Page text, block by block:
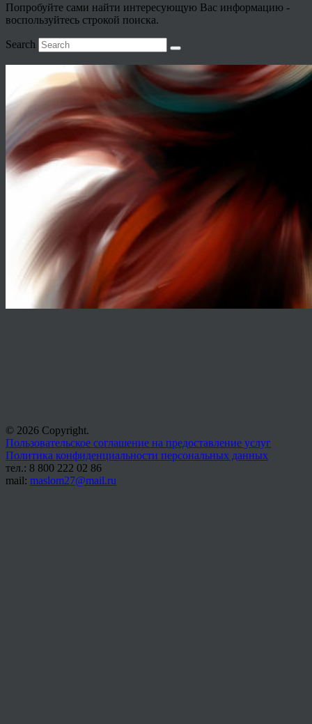
Попробуйте сами найти интересующую Вас информацию -
воспользуйтесь строкой поиска.
Search
© 2026 Copyright.
Пользовательское соглашение на предоставление услуг
Политика конфиденциальности персональных данных
тел.: 8 800 222 02 86
mail: maslom27@mail.ru